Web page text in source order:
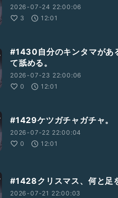
2026-07-24 22:00:06
3
12:01
#1430自分のキンタマがあ
て舐める。
2026-07-23 22:00:06
0
12:01
#1429ケツガチャガチャ。
2026-07-22 22:00:04
0
12:01
#1428クリスマス、何と足
2026-07-21 22:00:03